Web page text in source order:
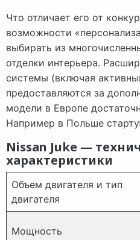
Что отличает его от
возможности
выбирать из
отделки интерьера.
системы (включая
предоставляются за
модели в Европе
Например в Польше
Nissan Juke —
характеристики
Объем двигателя и тип
двигателя
Мощность